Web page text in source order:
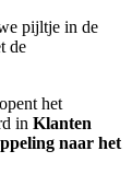
pijltje in de
de
het
in Klanten
naar het